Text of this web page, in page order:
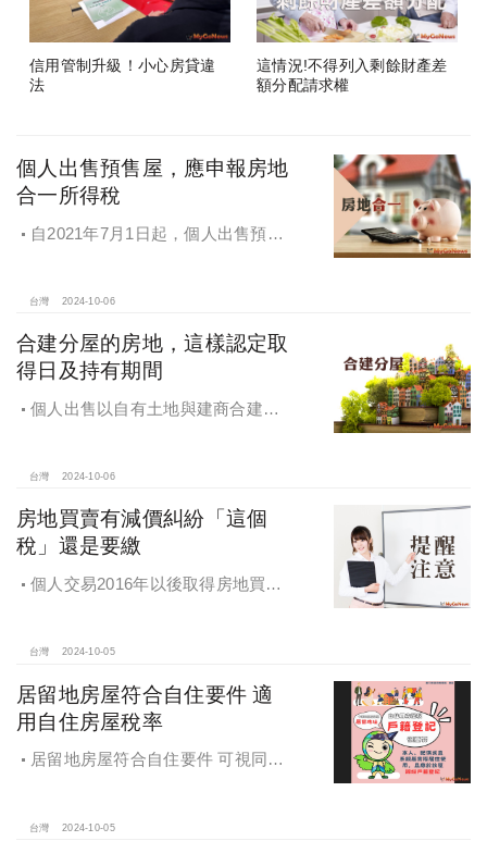
信用管制升級！小心房貸違
法
這情況!不得列入剩餘財產差
額分配請求權
個人出售預售屋，應申報房地
合一所得稅
自2021年7月1日起，個人出售預售
台灣 2024-10-06
合建分屋的房地，這樣認定取
得日及持有期間
個人出售以自有土地與建商合建分
台灣 2024-10-06
房地買賣有減價糾紛「這個
稅」還是要繳
個人交易2016年以後取得房地買賣
得稅
台灣 2024-10-05
居留地房屋符合自住要件 適
用自住房屋稅率
居留地房屋符合自住要件 可視同該
台灣 2024-10-05